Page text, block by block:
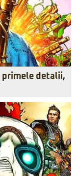
primele detalii,